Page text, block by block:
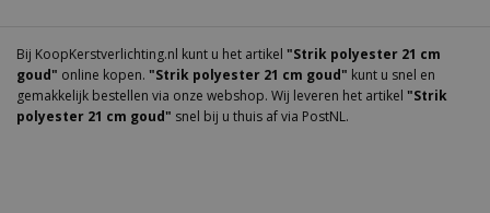
Bij KoopKerstverlichting.nl kunt u het artikel "Strik polyester 21 cm
goud" online kopen. "Strik polyester 21 cm goud" kunt u snel en
gemakkelijk bestellen via onze webshop. Wij leveren het artikel "Strik
polyester 21 cm goud" snel bij u thuis af via PostNL.